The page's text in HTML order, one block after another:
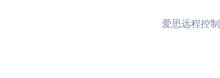
爱思远程控制